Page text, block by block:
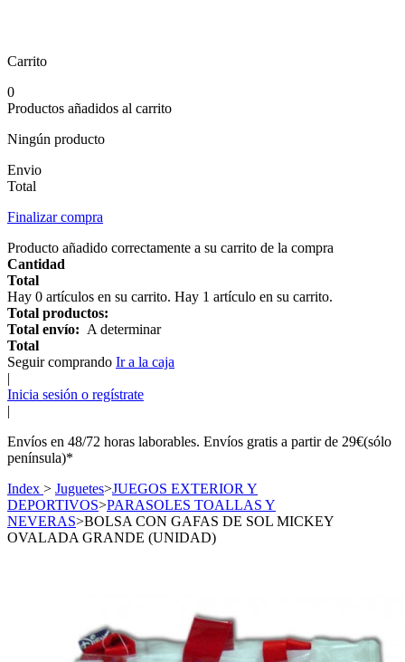
Carrito
0
Productos añadidos al carrito
Ningún producto
Envio
Total
Finalizar compra
Producto añadido correctamente a su carrito de la compra
Cantidad
Total
Hay 0 artículos en su carrito. Hay 1 artículo en su carrito.
Total productos:
Total envío: A determinar
Total
Seguir comprando Ir a la caja
|
Inicia sesión o regístrate
|
Envíos en 48/72 horas laborables. Envíos gratis a partir de 29€(sólo
península)*
Index > Juguetes>JUEGOS EXTERIOR Y
DEPORTIVOS>PARASOLES TOALLAS Y
NEVERAS>BOLSA CON GAFAS DE SOL MICKEY
OVALADA GRANDE (UNIDAD)